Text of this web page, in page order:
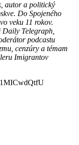
autor a politický
Do Spojeného
veku 11 rokov.
Telegraph,
podcastu
cenzúry a témam
Imigrantov